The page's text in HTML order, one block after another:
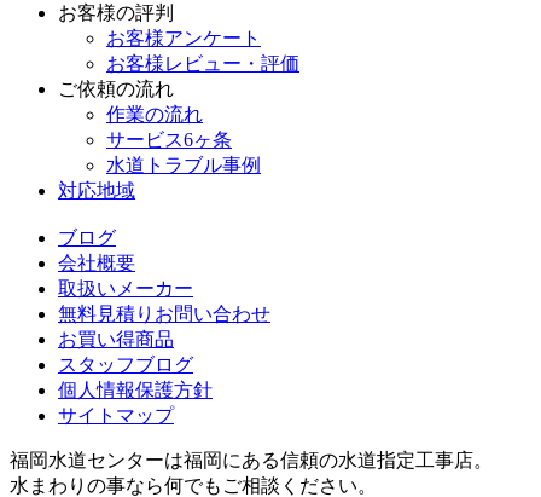
お客様の評判
お客様アンケート
お客様レビュー・評価
ご依頼の流れ
作業の流れ
サービス6ヶ条
水道トラブル事例
対応地域
ブログ
会社概要
取扱いメーカー
無料見積りお問い合わせ
お買い得商品
スタッフブログ
個人情報保護方針
サイトマップ
福岡水道センターは福岡にある信頼の水道指定工事店。
水まわりの事なら何でもご相談ください。